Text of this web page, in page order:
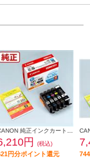
円 (税込)
円分ポイント還元